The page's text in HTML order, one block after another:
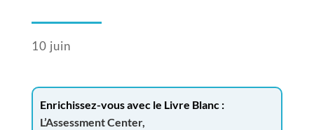
10 juin
Enrichissez-vous avec le Livre Blanc :
L’Assessment Center,